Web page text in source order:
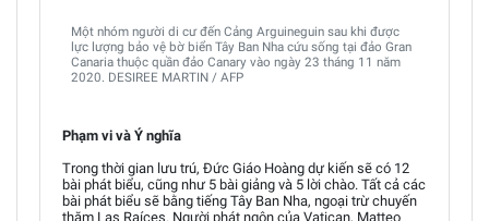
Một nhóm người di cư đến Cảng Arguineguin sau khi được
lực lượng bảo vệ bờ biển Tây Ban Nha cứu sống tại đảo Gran
Canaria thuộc quần đảo Canary vào ngày 23 tháng 11 năm
2020. DESIREE MARTIN / AFP
Phạm vi và Ý nghĩa
Trong thời gian lưu trú, Đức Giáo Hoàng dự kiến sẽ có 12
bài phát biểu, cũng như 5 bài giảng và 5 lời chào. Tất cả các
bài phát biểu sẽ bằng tiếng Tây Ban Nha, ngoại trừ chuyến
thăm Las Raíces. Người phát ngôn của Vatican, Matteo